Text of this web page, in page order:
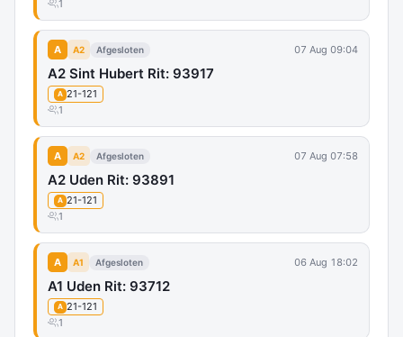
1
A A2 Afgesloten 07 Aug 09:04
A2 Sint Hubert Rit: 93917
A 21-121
1
A A2 Afgesloten 07 Aug 07:58
A2 Uden Rit: 93891
A 21-121
1
A A1 Afgesloten 06 Aug 18:02
A1 Uden Rit: 93712
A 21-121
1